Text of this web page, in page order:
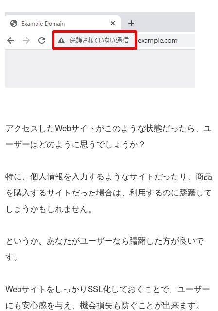
アクセスしたWebサイトがこのような状態だったら、ユ
ーザーはどのように思うでしょうか？
特に、個人情報を入力するようなサイトだったり、商品
を購入するサイトだった場合は、 利用するのに躊躇して
しまうかもしれません。
というか、あなたがユーザーなら躊躇した方が良いで
す。
WebサイトをしっかりSSL化しておくことで、ユーザー
にも安心感を与え、機会損失も防ぐことが出来ます。